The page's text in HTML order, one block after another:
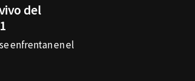
del
enfrentan en el